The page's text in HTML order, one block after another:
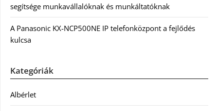
segítsége munkavállalóknak és munkáltatóknak
A Panasonic KX-NCP500NE IP telefonközpont a fejlődés
kulcsa
Kategóriák
Albérlet